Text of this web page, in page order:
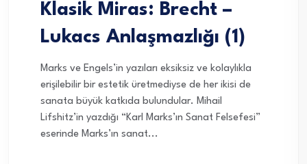
Klasik Miras: Brecht –
Lukacs Anlaşmazlığı (1)
Marks ve Engels’in yazıları eksiksiz ve kolaylıkla
erişilebilir bir estetik üretmediyse de her ikisi de
sanata büyük katkıda bulundular. Mihail
Lifshitz’in yazdığı “Karl Marks’ın Sanat Felsefesi”
eserinde Marks’ın sanat...